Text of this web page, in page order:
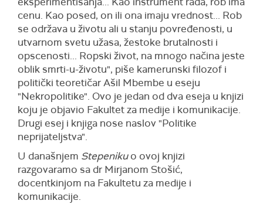
cenu. Kao posed, on ili ona imaju vrednost... Rob
se održava u životu ali u stanju povređenosti, u
utvarnom svetu užasa, žestoke brutalnosti i
opscenosti... Ropski život, na mnogo načina jeste
oblik smrti-u-životu", piše kamerunski filozof i
politički teoretičar Ašil Mbembe u eseju
"Nekropolitike". Ovo je jedan od dva eseja u knjizi
koju je objavio Fakultet za medije i komunikacije.
Drugi esej i knjiga nose naslov "Politike
neprijateljstva".
U današnjem Stepenikuo ovoj knjizi
razgovaramo sa dr Mirjanom Stošić,
docentkinjom na Fakultetu za medije i
komunikacije.